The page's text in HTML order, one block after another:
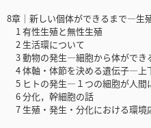
8章｜新しい個体ができるまで―生
1 有性生殖と無性生殖
2 生活環について
3 動物の発生―細胞から体ができ
4 体軸・体節を決める遺伝子―上
5 ヒトの発生―１つの細胞が人間
6 分化，幹細胞の話
7 生殖・発生・分化における環境